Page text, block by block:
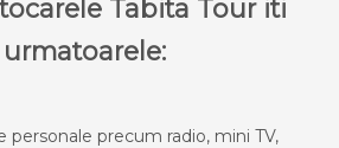
Tabita Tour iti
personale precum radio, mini TV,